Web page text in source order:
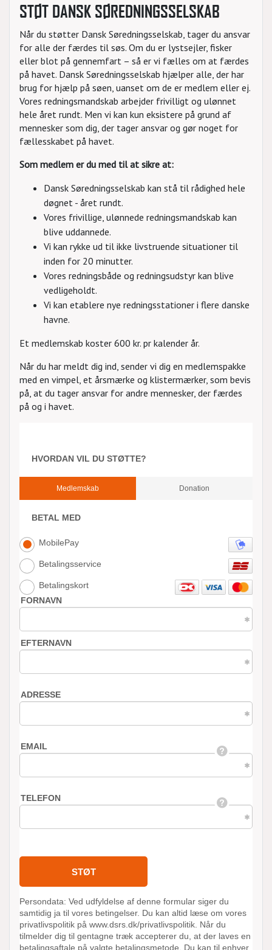
STØT DANSK SØREDNINGSSELSKAB
Når du støtter Dansk Søredningsselskab, tager du ansvar
for alle der færdes til søs. Om du er lystsejler, fisker
eller blot på gennemfart – så er vi fælles om at færdes
på havet. Dansk Søredningsselskab hjælper alle, der har
brug for hjælp på søen, uanset om de er medlem eller ej.
Vores redningsmandskab arbejder frivilligt og ulønnet
hele året rundt. Men vi kan kun eksistere på grund af
mennesker som dig, der tager ansvar og gør noget for
fællesskabet på havet.
Som medlem er du med til at sikre at:
Dansk Søredningsselskab kan stå til rådighed hele
døgnet - året rundt.
Vores frivillige, ulønnede redningsmandskab kan
blive uddannede.
Vi kan rykke ud til ikke livstruende situationer til
inden for 20 minutter.
Vores redningsbåde og redningsudstyr kan blive
vedligeholdt.
Vi kan etablere nye redningsstationer i flere danske
havne.
Et medlemskab koster 600 kr. pr kalender år.
Når du har meldt dig ind, sender vi dig en medlemspakke
med en vimpel, et årsmærke og klistermærker, som bevis
på, at du tager ansvar for andre mennesker, der færdes
på og i havet.